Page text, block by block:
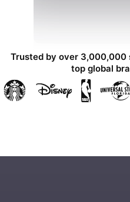
Trusted by over 3,000,000
top global